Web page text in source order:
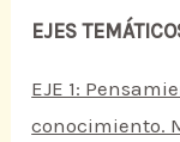
EJES
EJE 1:
conocimiento.